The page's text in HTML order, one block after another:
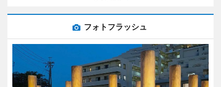
フォトフラッシュ